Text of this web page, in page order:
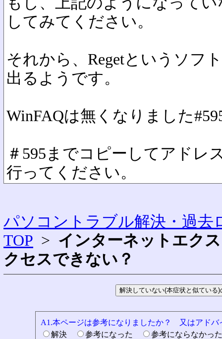
してみてください。
それから、Regetというソフ
出るようです。
WinFAQは無くなりました
＃595までコピーしてアドレ
行ってください。
パソコントラブル解決・過去
TOP > インターネットエク
クセスできない？
A1.本ページは参考になりましたか？ 又はアドバ
解決
参考になった
参考にならなか